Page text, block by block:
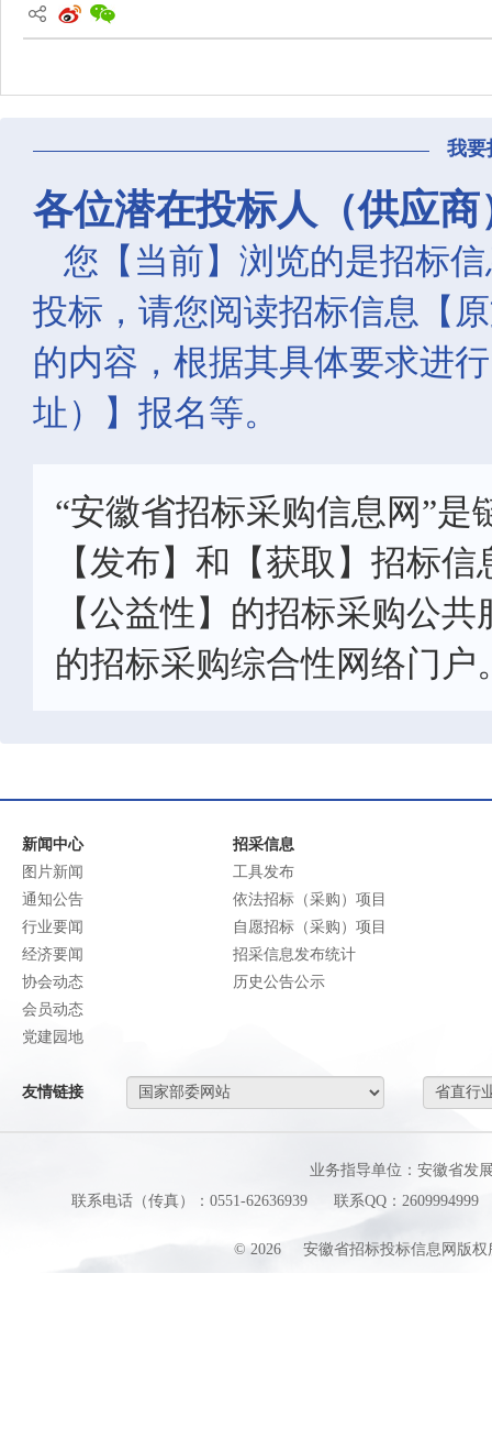
我要
各位潜在投标人（供应商
您【当前】浏览的是招标
投标，请您阅读招标信息【
的内容，根据其具体要求进
址）】报名等。
“安徽省招标采购信息网”
【发布】和【获取】招标
【公益性】的招标采购公
的招标采购综合性网络门户
新闻中心
图片新闻
通知公告
行业要闻
经济要闻
协会动态
会员动态
党建园地
招采信息
工具发布
依法招标（采购）项目
自愿招标（采购）项目
招采信息发布统计
历史公告公示
友情链接
业务指导单位：安徽省发
联系电话（传真）：0551-62636939
联系QQ：2609994999
© 2026 安徽省招标投标信息网版